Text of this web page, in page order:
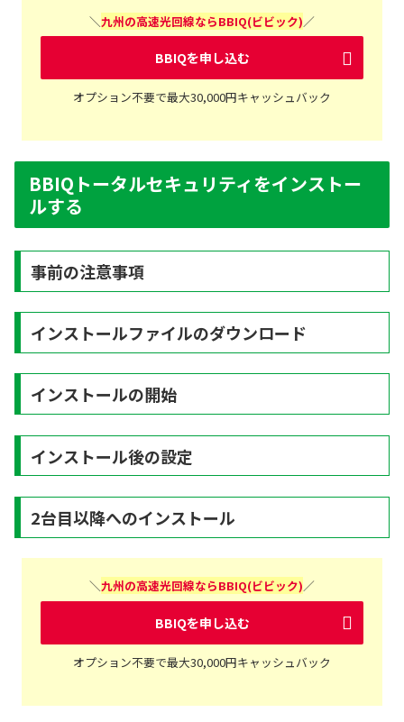
＼九州の高速光回線ならBBIQ(ビビック)／
BBIQを申し込む
オプション不要で最大30,000円キャッシュバック
BBIQトータルセキュリティをインストー
ルする
事前の注意事項
インストールファイルのダウンロード
インストールの開始
インストール後の設定
2台目以降へのインストール
＼九州の高速光回線ならBBIQ(ビビック)／
BBIQを申し込む
オプション不要で最大30,000円キャッシュバック